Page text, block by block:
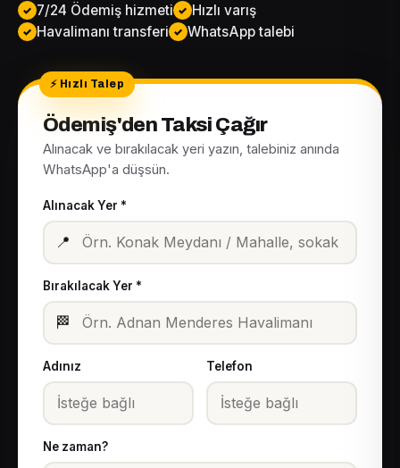
7/24 Ödemiş hizmeti
Hızlı varış
Havalimanı transferi
WhatsApp talebi
Ödemiş'den Taksi Çağır
Alınacak ve bırakılacak yeri yazın, talebiniz anında
WhatsApp'a düşsün.
Alınacak Yer *
📍
Bırakılacak Yer *
🏁
Adınız Telefon
Ne zaman?